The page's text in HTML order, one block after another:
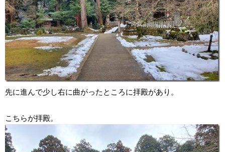
先に進んで少し右に曲がったところに拝殿があり。
こちらが拝殿。